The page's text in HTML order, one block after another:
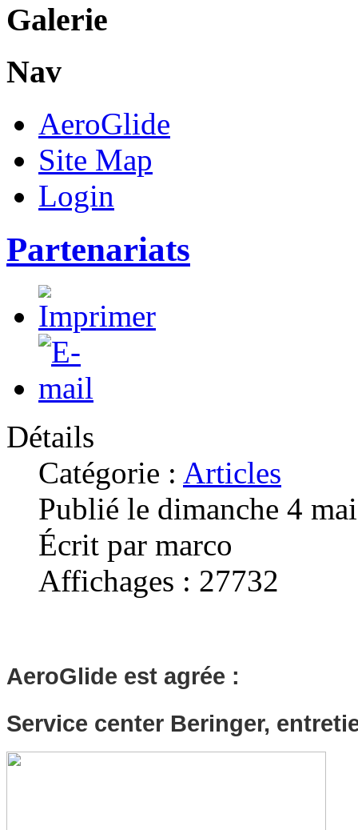
Galerie
Nav
AeroGlide
Site Map
Login
Partenariats
Détails
Catégorie : Articles
Publié le dimanche 4
Écrit par marco
Affichages : 27732
AeroGlide est agrée :
Service center Beringer,